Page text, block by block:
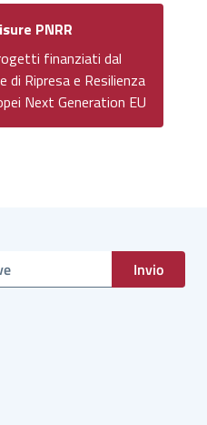
PNRR
finanziati dal
di Ripresa e Resilienza
Next Generation EU
Invio